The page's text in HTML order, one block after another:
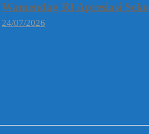
Wamendag RI Apresiasi
24/07/2026